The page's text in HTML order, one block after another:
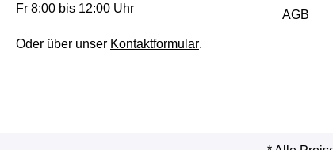
Fr 8:00 bis 12:00 Uhr
Oder über unser Kontaktformular.
AGB